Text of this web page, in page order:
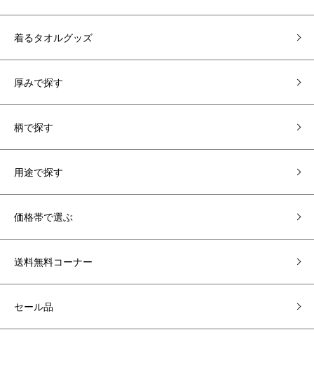
着るタオルグッズ
厚みで探す
柄で探す
用途で探す
価格帯で選ぶ
送料無料コーナー
セール品